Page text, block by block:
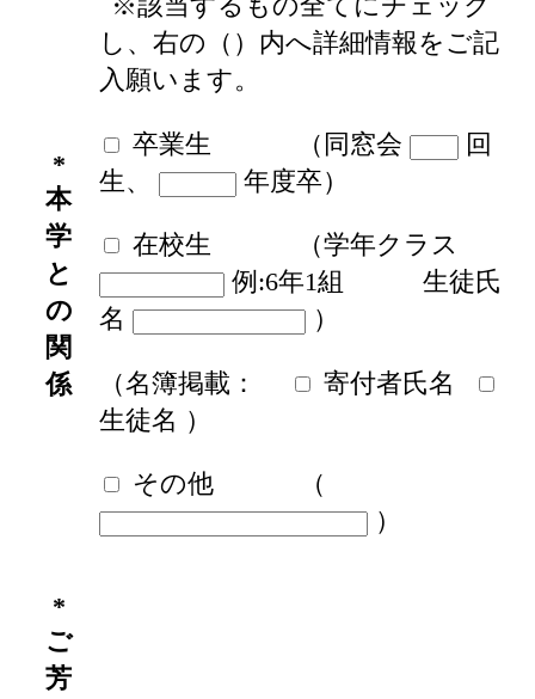
*
本
学
と
の
関
係
し、右の（）内へ詳細情報をご記
入願います。
卒業生 （同窓会
回
生、
年度卒）
在校生
（学年クラス
例:6年1組 生徒氏
名
）
（名簿掲載：
寄付者氏名
生徒名 ）
その他
（
）
*
ご
芳